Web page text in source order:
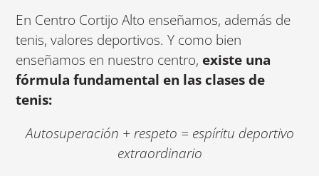
En Centro Cortijo Alto enseñamos, además de
tenis, valores deportivos. Y como bien
enseñamos en nuestro centro, existe una
fórmula fundamental en las clases de
tenis:
Autosuperación + respeto = espíritu deportivo
extraordinario